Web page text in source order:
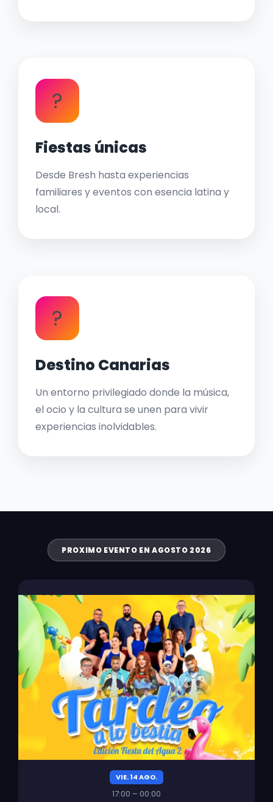
?
Fiestas únicas
Desde Bresh hasta experiencias
familiares y eventos con esencia latina y
local.
?
Destino Canarias
Un entorno privilegiado donde la música,
el ocio y la cultura se unen para vivir
experiencias inolvidables.
PROXIMO EVENTO EN AGOSTO 2026
VIE. 14 AGO.
17:00 – 00:00